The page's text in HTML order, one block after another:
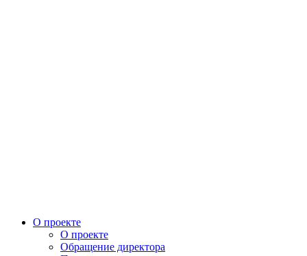
О проекте
О проекте
Обращение директора